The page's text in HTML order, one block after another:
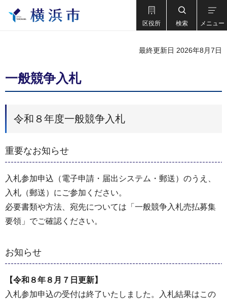
区役所 検索 メニュー
最終更新日 2026年8月7日
一般競争入札
令和８年度一般競争入札
重要なお知らせ
入札参加申込（電子申請・届出システム・郵送）のうえ、
入札（郵送）にご参加ください。
必要書類や方法、宛先については「一般競争入札売払募集
要領」でご確認ください。
お知らせ
【令和８年８月７日更新】
入札参加申込の受付は終了いたしました。入札結果はこの